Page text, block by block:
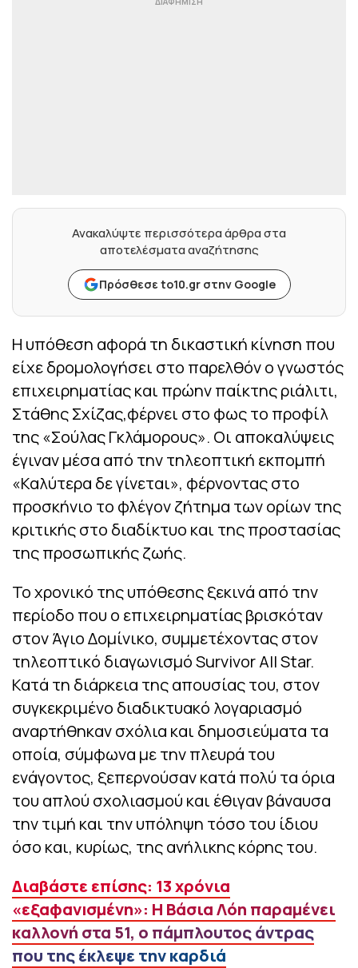
Ανακαλύψτε περισσότερα άρθρα στα
αποτελέσματα αναζήτησης
Πρόσθεσε to10.gr στην Google
Η υπόθεση αφορά τη δικαστική κίνηση που
είχε δρομολογήσει στο παρελθόν ο γνωστός
επιχειρηματίας και πρώην παίκτης ριάλιτι,
Στάθης Σχίζας,φέρνει στο φως το προφίλ
της «Σούλας Γκλάμορους». Οι αποκαλύψεις
έγιναν μέσα από την τηλεοπτική εκπομπή
«Καλύτερα δε γίνεται», φέρνοντας στο
προσκήνιο το φλέγον ζήτημα των ορίων της
κριτικής στο διαδίκτυο και της προστασίας
της προσωπικής ζωής.
Το χρονικό της υπόθεσης ξεκινά από την
περίοδο που ο επιχειρηματίας βρισκόταν
στον Άγιο Δομίνικο, συμμετέχοντας στον
τηλεοπτικό διαγωνισμό Survivor All Star.
Κατά τη διάρκεια της απουσίας του, στον
συγκεκριμένο διαδικτυακό λογαριασμό
αναρτήθηκαν σχόλια και δημοσιεύματα τα
οποία, σύμφωνα με την πλευρά του
ενάγοντος, ξεπερνούσαν κατά πολύ τα όρια
του απλού σχολιασμού και έθιγαν βάναυσα
την τιμή και την υπόληψη τόσο του ίδιου
όσο και, κυρίως, της ανήλικης κόρης του.
Διαβάστε επίσης: 13 χρόνια
«εξαφανıσμένη»: Η Βάσια Λόη παραμένει
καλλονή στα 51, ο πάμπλουτος άντρας
που της έκλεψε την καρδιά